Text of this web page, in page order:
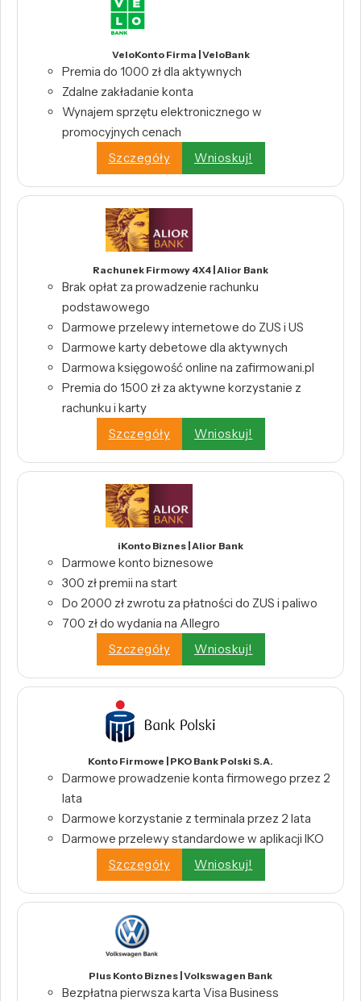
VeloKonto Firma | VeloBank
Premia do 1000 zł dla aktywnych
Zdalne zakładanie konta
Wynajem sprzętu elektronicznego w
promocyjnych cenach
Szczegóły
Wnioskuj!
Rachunek Firmowy 4X4 | Alior Bank
Brak opłat za prowadzenie rachunku
podstawowego
Darmowe przelewy internetowe do ZUS i US
Darmowe karty debetowe dla aktywnych
Darmowa księgowość online na zafirmowani.pl
Premia do 1500 zł za aktywne korzystanie z
rachunku i karty
Szczegóły
Wnioskuj!
iKonto Biznes | Alior Bank
Darmowe konto biznesowe
300 zł premii na start
Do 2000 zł zwrotu za płatności do ZUS i paliwo
700 zł do wydania na Allegro
Szczegóły
Wnioskuj!
Konto Firmowe | PKO Bank Polski S.A.
Darmowe prowadzenie konta firmowego przez 2
lata
Darmowe korzystanie z terminala przez 2 lata
Darmowe przelewy standardowe w aplikacji IKO
Szczegóły
Wnioskuj!
Plus Konto Biznes | Volkswagen Bank
Bezpłatna pierwsza karta Visa Business